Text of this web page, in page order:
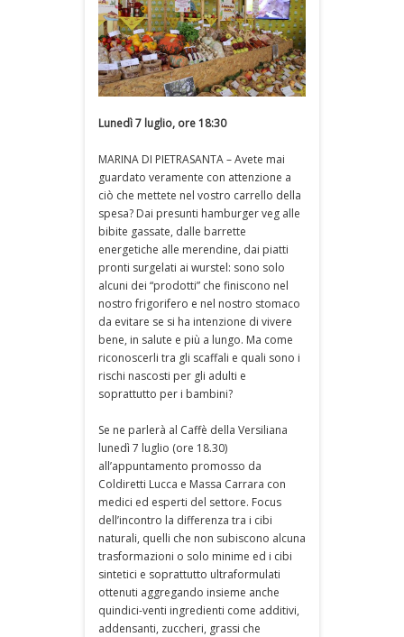
Lunedì 7 luglio, ore 18:30
MARINA DI PIETRASANTA – Avete mai
guardato veramente con attenzione a
ciò che mettete nel vostro carrello della
spesa? Dai presunti hamburger veg alle
bibite gassate, dalle barrette
energetiche alle merendine, dai piatti
pronti surgelati ai wurstel: sono solo
alcuni dei “prodotti” che finiscono nel
nostro frigorifero e nel nostro stomaco
da evitare se si ha intenzione di vivere
bene, in salute e più a lungo. Ma come
riconoscerli tra gli scaffali e quali sono i
rischi nascosti per gli adulti e
soprattutto per i bambini?
Se ne parlerà al Caffè della Versiliana
lunedì 7 luglio (ore 18.30)
all’appuntamento promosso da
Coldiretti Lucca e Massa Carrara con
medici ed esperti del settore. Focus
dell’incontro la differenza tra i cibi
naturali, quelli che non subiscono alcuna
trasformazioni o solo minime ed i cibi
sintetici e soprattutto ultraformulati
ottenuti aggregando insieme anche
quindici-venti ingredienti come additivi,
addensanti, zuccheri, grassi che